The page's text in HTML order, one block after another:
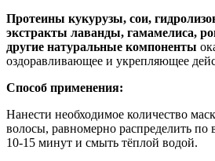
Протеины кукурузы, сои,
экстракты лаванды, гамамелиса,
другие натуральные компоненты
оздоравливающее и укрепляющее
Способ применения:
Нанести необходимое количество
волосы, равномерно распределить по
10-15 минут и смыть тёплой водой.